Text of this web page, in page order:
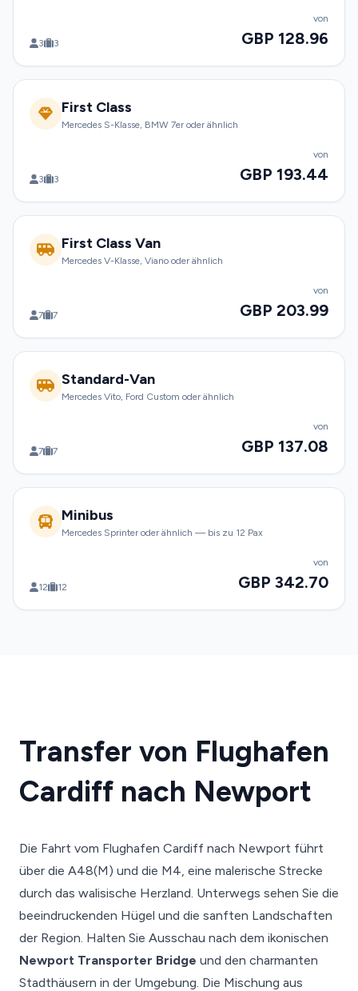
3 3
von
GBP 128.96
First Class
Mercedes S-Klasse, BMW 7er oder ähnlich
3 3
von
GBP 193.44
First Class Van
Mercedes V-Klasse, Viano oder ähnlich
7 7
von
GBP 203.99
Standard-Van
Mercedes Vito, Ford Custom oder ähnlich
7 7
von
GBP 137.08
Minibus
Mercedes Sprinter oder ähnlich — bis zu 12 Pax
12 12
von
GBP 342.70
Transfer von Flughafen
Cardiff nach Newport
Die Fahrt vom Flughafen Cardiff nach Newport führt
über die A48(M) und die M4, eine malerische Strecke
durch das walisische Herzland. Unterwegs sehen Sie die
beeindruckenden Hügel und die sanften Landschaften
der Region. Halten Sie Ausschau nach dem ikonischen
Newport Transporter Bridge und den charmanten
Stadthäusern in der Umgebung. Die Mischung aus